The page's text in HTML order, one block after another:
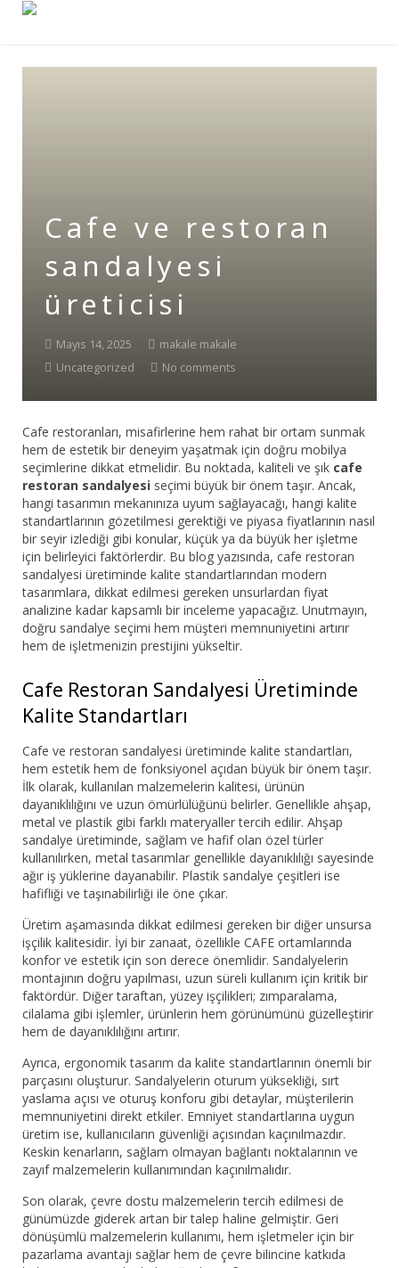
Cafe ve restoran
sandalyesi
üreticisi
Mayıs 14, 2025
makale makale
Uncategorized
No comments
Cafe restoranları, misafirlerine hem rahat bir ortam sunmak
hem de estetik bir deneyim yaşatmak için doğru mobilya
seçimlerine dikkat etmelidir. Bu noktada, kaliteli ve şık cafe
restoran sandalyesi seçimi büyük bir önem taşır. Ancak,
hangi tasarımın mekanınıza uyum sağlayacağı, hangi kalite
standartlarının gözetilmesi gerektiği ve piyasa fiyatlarının nasıl
bir seyir izlediği gibi konular, küçük ya da büyük her işletme
için belirleyici faktörlerdir. Bu blog yazısında, cafe restoran
sandalyesi üretiminde kalite standartlarından modern
tasarımlara, dikkat edilmesi gereken unsurlardan fiyat
analizine kadar kapsamlı bir inceleme yapacağız. Unutmayın,
doğru sandalye seçimi hem müşteri memnuniyetini artırır
hem de işletmenizin prestijini yükseltir.
Cafe Restoran Sandalyesi Üretiminde
Kalite Standartları
Cafe ve restoran sandalyesi üretiminde kalite standartları,
hem estetik hem de fonksiyonel açıdan büyük bir önem taşır.
İlk olarak, kullanılan malzemelerin kalitesi, ürünün
dayanıklılığını ve uzun ömürlülüğünü belirler. Genellikle ahşap,
metal ve plastik gibi farklı materyaller tercih edilir. Ahşap
sandalye üretiminde, sağlam ve hafif olan özel türler
kullanılırken, metal tasarımlar genellikle dayanıklılığı sayesinde
ağır iş yüklerine dayanabilir. Plastik sandalye çeşitleri ise
hafifliği ve taşınabilirliği ile öne çıkar.
Üretim aşamasında dikkat edilmesi gereken bir diğer unsursa
işçilik kalitesidir. İyi bir zanaat, özellikle CAFE ortamlarında
konfor ve estetik için son derece önemlidir. Sandalyelerin
montajının doğru yapılması, uzun süreli kullanım için kritik bir
faktördür. Diğer taraftan, yüzey işçilikleri; zımparalama,
cilalama gibi işlemler, ürünlerin hem görünümünü güzelleştirir
hem de dayanıklılığını artırır.
Ayrıca, ergonomik tasarım da kalite standartlarının önemli bir
parçasını oluşturur. Sandalyelerin oturum yüksekliği, sırt
yaslama açısı ve oturuş konforu gibi detaylar, müşterilerin
memnuniyetini direkt etkiler. Emniyet standartlarına uygun
üretim ise, kullanıcıların güvenliği açısından kaçınılmazdır.
Keskin kenarların, sağlam olmayan bağlantı noktalarının ve
zayıf malzemelerin kullanımından kaçınılmalıdır.
Son olarak, çevre dostu malzemelerin tercih edilmesi de
günümüzde giderek artan bir talep haline gelmiştir. Geri
dönüşümlü malzemelerin kullanımı, hem işletmeler için bir
pazarlama avantajı sağlar hem de çevre bilincine katkıda